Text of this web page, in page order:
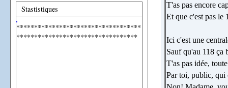
Stastistiques
***********************************
**********************************
T'as pas encore
Et que c'est pas le
Ici c'est une
Sauf qu'au 118 ça
T'as pas idée,
Par toi, public, qui